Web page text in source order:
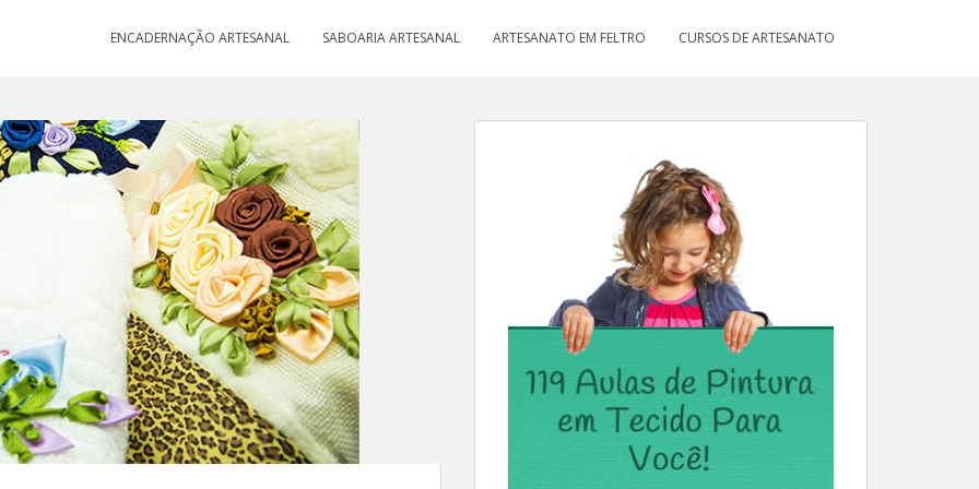
ENCADERNAÇÃO ARTESANAL SABOARIA ARTESANAL ARTESANATO EM FELTRO CURSOS DE ARTESANATO